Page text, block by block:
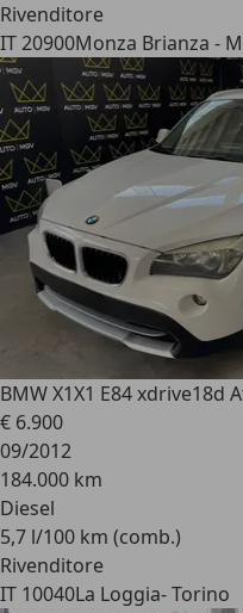
Rivenditore
IT 20900Monza Brianza -
BMW X1X1 E84 xdrive18d
€ 6.900
09/2012
184.000 km
Diesel
5,7 l/100 km (comb.)
Rivenditore
IT 10040La Loggia- Torino